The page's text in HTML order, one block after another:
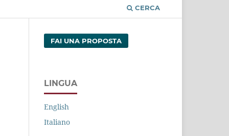
CERCA
FAI UNA PROPOSTA
LINGUA
English
Italiano